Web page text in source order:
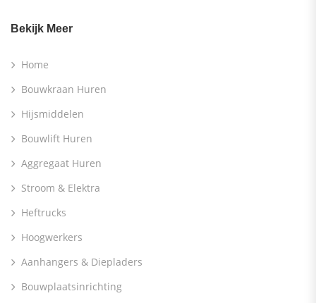
Bekijk Meer
Home
Bouwkraan Huren
Hijsmiddelen
Bouwlift Huren
Aggregaat Huren
Stroom & Elektra
Heftrucks
Hoogwerkers
Aanhangers & Diepladers
Bouwplaatsinrichting